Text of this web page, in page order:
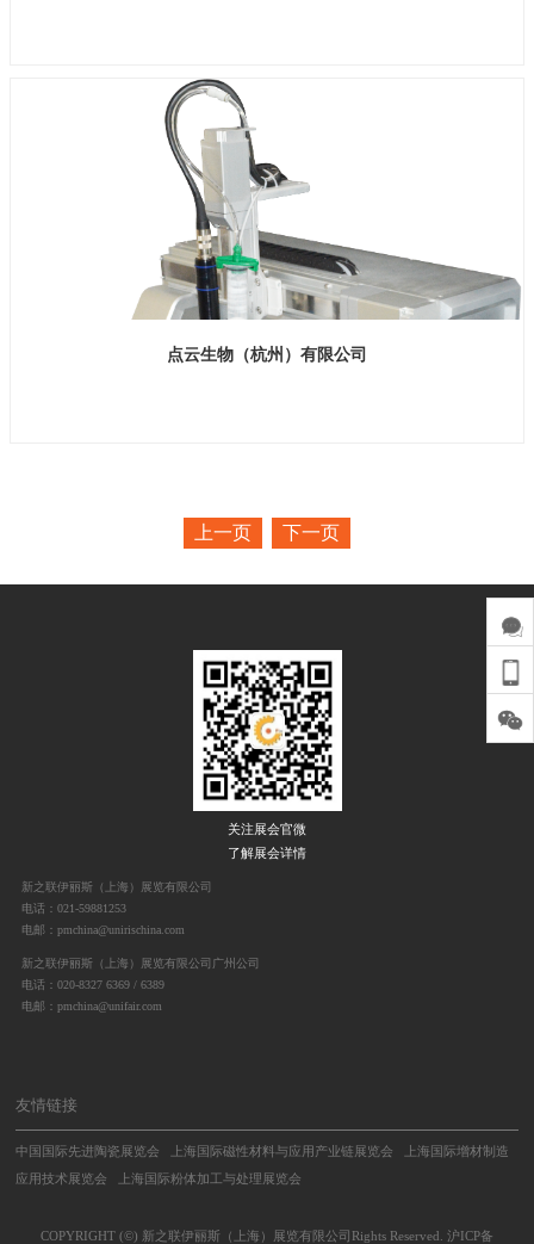
展位号：H1馆 B105
点云生物（杭州）有限公司
上一页 下一页
关注展会官微
了解展会详情
新之联伊丽斯（上海）展览有限公司
电话：021-59881253
电邮：pmchina@unirischina.com
新之联伊丽斯（上海）展览有限公司广州公司
电话：020-8327 6369 / 6389
电邮：pmchina@unifair.com
友情链接
中国国际先进陶瓷展览会 上海国际磁性材料与应用产业链展览会
上海国际增材制造
应用技术展览会
上海国际粉体加工与处理展览会
COPYRIGHT (©) 新之联伊丽斯（上海）展览有限公司Rights Reserved. 沪ICP备